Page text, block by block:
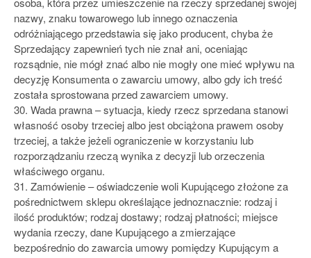
nazwy, znaku towarowego lub innego oznaczenia
odróżniającego przedstawia się jako producent, chyba że
Sprzedający zapewnień tych nie znał ani, oceniając
rozsądnie, nie mógł znać albo nie mogły one mieć wpływu na
decyzję Konsumenta o zawarciu umowy, albo gdy ich treść
została sprostowana przed zawarciem umowy.
30. Wada prawna – sytuacja, kiedy rzecz sprzedana stanowi
własność osoby trzeciej albo jest obciążona prawem osoby
trzeciej, a także jeżeli ograniczenie w korzystaniu lub
rozporządzaniu rzeczą wynika z decyzji lub orzeczenia
właściwego organu.
31. Zamówienie – oświadczenie woli Kupującego złożone za
pośrednictwem sklepu określające jednoznacznie: rodzaj i
ilość produktów; rodzaj dostawy; rodzaj płatności; miejsce
wydania rzeczy, dane Kupującego a zmierzające
bezpośrednio do zawarcia umowy pomiędzy Kupującym a